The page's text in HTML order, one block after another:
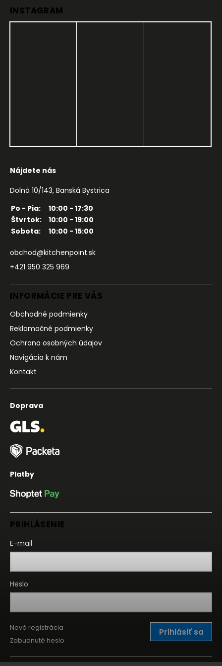
INSTAGRAM
Nájdete nás
Dolná 10/143, Banská Bystrica
Po - Pia:
10:00 - 17:30
Štvrtok:
10:00 - 19:00
Sobota:
10:00 - 15:00
obchod@kitchenpoint.sk
+421 950 325 969
INFORMÁCIE PRE VÁS
Obchodné podmienky
Reklamačné podmienky
Ochrana osobných údajov
Navigácia k nám
Kontakt
Doprava
Platby
PRIHLÁSENIE
E-mail
Heslo
Prihlásiť sa
Nová registrácia
Zabudnuté heslo